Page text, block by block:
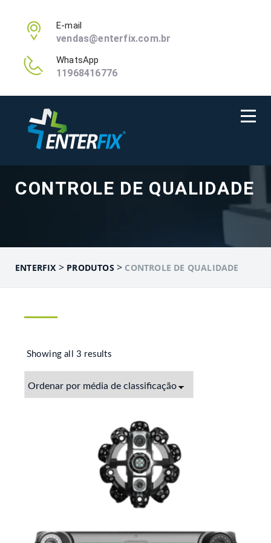
E-mail
vendas@enterfix.com.br
WhatsApp
11968416776
CONTROLE DE QUALIDADE
ENTERFIX > PRODUTOS > CONTROLE DE QUALIDADE
Showing all 3 results